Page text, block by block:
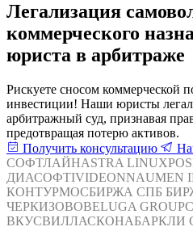
Легализация
коммерческого
юриста в арбитраже
Рискуете сносом коммерческой
инвестиции! Наши юристы
арбитражный суд, признавая
предотвращая потерю активов.
Получить консультацию
СОФТЛАЙНASTRA LINUX
ДИАСОФТIVIDEONNAUMEN
КОНТУРМОСБИРЖА СПБ
ЧЕРКИЗОВОBELUGA GROUP
ВКУСВИЛЛАСКОНАБАРКЛИ